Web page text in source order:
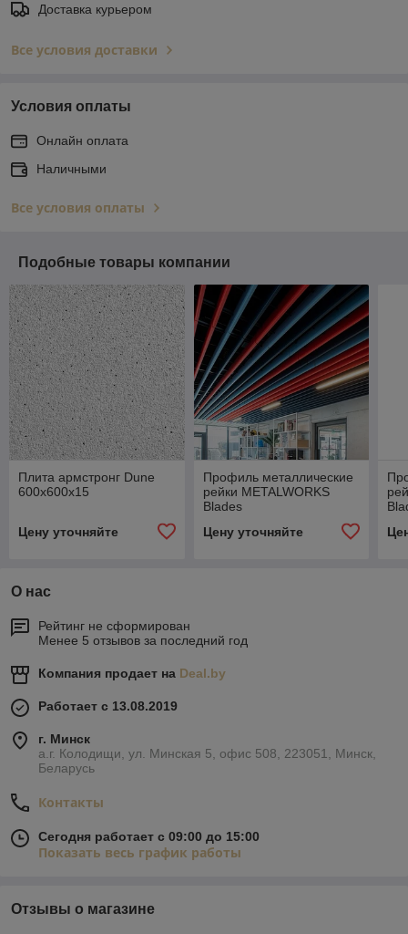
Доставка курьером
Все условия доставки
Условия оплаты
Онлайн оплата
Наличными
Все условия оплаты
Подобные товары компании
Плита армстронг Dune
600х600х15
Цену уточняйте
Профиль металлические
рейки METALWORKS
Blades
Цену уточняйте
О нас
Рейтинг не сформирован
Менее 5 отзывов за последний год
Компания продает на Deal.by
Работает с 13.08.2019
г. Минск
а.г. Колодищи, ул. Минская 5, офис 508, 223051, Минск,
Беларусь
Контакты
Сегодня работает с 09:00 до 15:00
Показать весь график работы
Отзывы о магазине